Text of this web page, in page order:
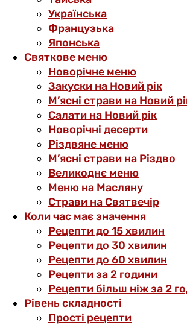
Українська
Французька
Японська
Святкове меню
Новорічне меню
Закуски на Новий рік
М’ясні страви на Новий
Салати на Новий рік
Новорічні десерти
Різдвяне меню
М’ясні страви на Різдво
Великоднє меню
Меню на Масляну
Страви на Святвечір
Коли час має значення
Рецепти до 15 хвилин
Рецепти до 30 хвилин
Рецепти до 60 хвилин
Рецепти за 2 години
Рецепти більш ніж за 2
Рівень складності
Прості рецепти